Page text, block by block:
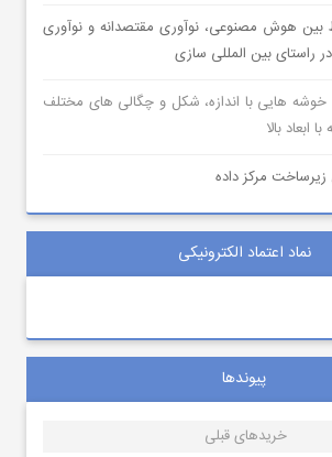
بین هوش مصنوعی، نوآوری مقتصدانه و نوآوری
راستای بین المللی سازی
خوشه هایی با اندازه، شکل و چگالی های مختلف
ابعاد بالا
زیرساخت مرکز داده
نماد اعتماد الکترونیکی
پیوندها
خریدهای قبلی